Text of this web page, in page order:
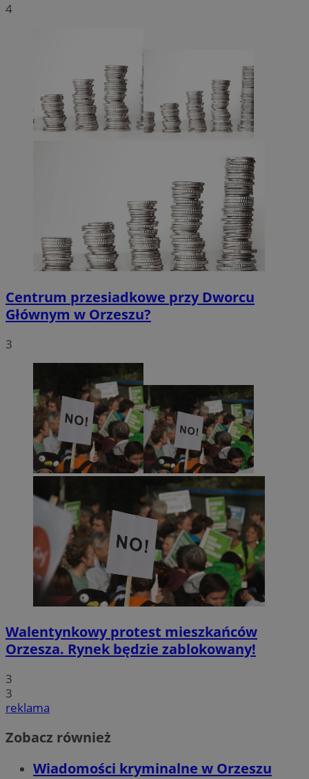
4
Centrum przesiadkowe przy Dworcu
Głównym w Orzeszu?
3
Walentynkowy protest mieszkańców
Orzesza. Rynek będzie zablokowany!
3
3
reklama
Zobacz również
Wiadomości kryminalne w Orzeszu